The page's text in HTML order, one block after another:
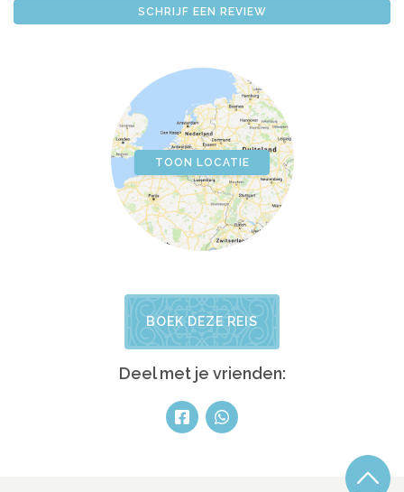
SCHRIJF EEN REVIEW
TOON LOCATIE
BOEK DEZE REIS
Deel met je vrienden: